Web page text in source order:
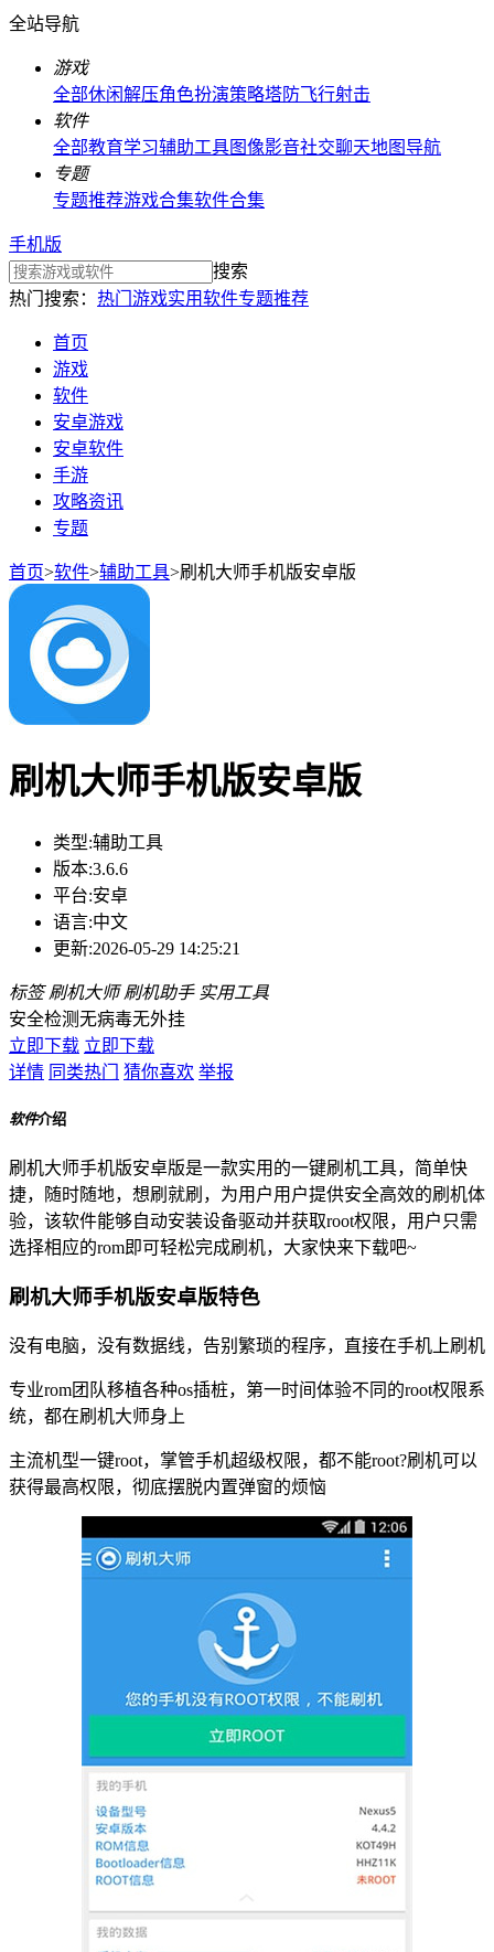
全站导航
游戏
全部休闲解压角色扮演策略塔防飞行射击
软件
全部教育学习辅助工具图像影音社交聊天地图导航
专题
专题推荐游戏合集软件合集
手机版
搜索
热门搜索： 热门游戏实用软件专题推荐
首页
游戏
软件
安卓游戏
安卓软件
手游
攻略资讯
专题
首页>软件>辅助工具>刷机大师手机版安卓版
刷机大师手机版安卓版
类型:辅助工具
版本:3.6.6
平台:安卓
语言:中文
更新:2026-05-29 14:25:21
标签 刷机大师 刷机助手 实用工具
安全检测无病毒无外挂
立即下载 立即下载
详情 同类热门 猜你喜欢 举报
软件介绍
刷机大师手机版安卓版是一款实用的一键刷机工具，简单快
捷，随时随地，想刷就刷，为用户用户提供安全高效的刷机体
验，该软件能够自动安装设备驱动并获取root权限，用户只需
选择相应的rom即可轻松完成刷机，大家快来下载吧~
刷机大师手机版安卓版特色
没有电脑，没有数据线，告别繁琐的程序，直接在手机上刷机
专业rom团队移植各种os插桩，第一时间体验不同的root权限系
统，都在刷机大师身上
主流机型一键root，掌管手机超级权限，都不能root?刷机可以
获得最高权限，彻底摆脱内置弹窗的烦恼